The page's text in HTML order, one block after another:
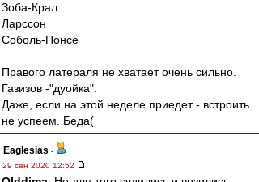
Зоба-Крал
Ларссон
Соболь-Понсе
Правого латераля не хватает очень сильно.
Газизов -"дуойка".
Даже, если на этой неделе приедет - встроить
не успеем. Беда(
Eaglesias -
29 сен 2020 12:52